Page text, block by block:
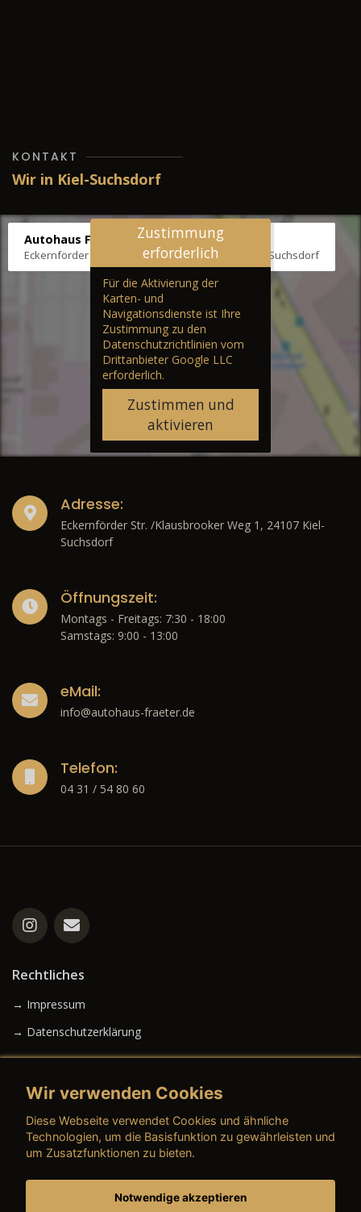
KONTAKT
Wir in Kiel-Suchsdorf
Autohaus Fräter
Eckernförder Str. /Klausbrooker Weg 1, 24107 Kiel-Suchsdorf
Zustimmung
erforderlich
Für die Aktivierung der
Karten- und
Navigationsdienste ist Ihre
Zustimmung zu den
Datenschutzrichtlinien vom
Drittanbieter Google LLC
erforderlich.
Zustimmen und
aktivieren
Adresse:
Eckernförder Str. /Klausbrooker Weg 1, 24107 Kiel-
Suchsdorf
Öffnungszeit:
Montags - Freitags: 7:30 - 18:00
Samstags: 9:00 - 13:00
eMail:
info@autohaus-fraeter.de
Telefon:
04 31 / 54 80 60
Rechtliches
→ Impressum
→ Datenschutzerklärung
→ AGB (Gebrauchtwagen)
Wir verwenden Cookies
Diese Webseite verwendet Cookies und ähnliche
Technologien, um die Basisfunktion zu gewährleisten und
um Zusatzfunktionen zu bieten.
Notwendige akzeptieren